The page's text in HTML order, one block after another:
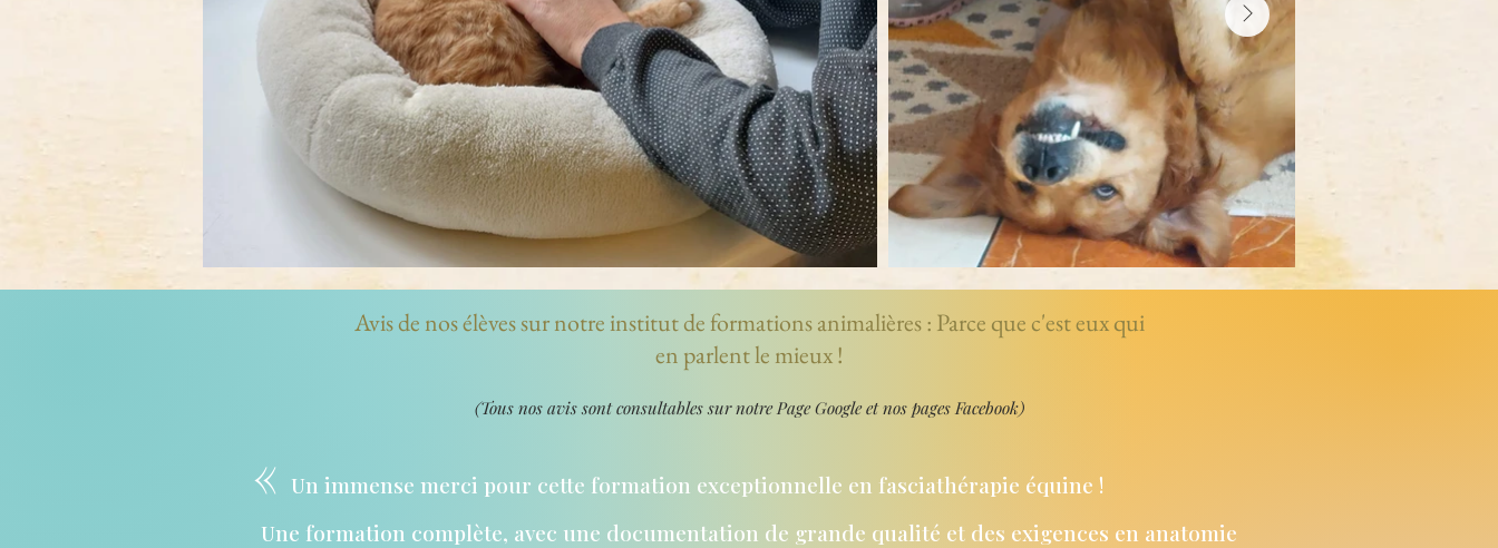
Avis de nos élèves sur notre institut de formations animalières : Parce que c'est eux qui
en parlent le mieux !
(Tous nos avis sont consultables sur notre Page Google et nos pages Facebook)
« Un immense merci pour cette formation exceptionnelle en fasciathérapie équine !
Une formation complète, avec une documentation de grande qualité et des exigences en anatomie